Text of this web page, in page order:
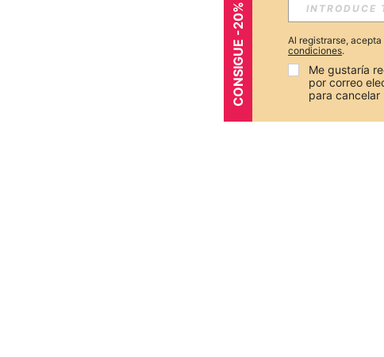
CONSIGUE -20%
Al registrarse,
condiciones.
Me gustaría
por correo
para cancelar